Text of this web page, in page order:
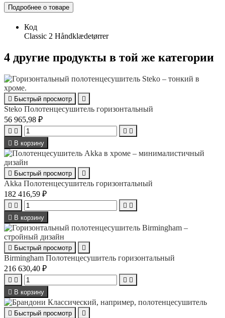
Подробнее о товаре
Код
Classic 2 Håndklædetørrer
4 другие продукты в той же категории
 Быстрый просмотр 
Steko Полотенцесушитель горизонтальный
56 965,98 ₽
   
 В корзину
 Быстрый просмотр 
Akka Полотенцесушитель горизонтальный
182 416,59 ₽
   
 В корзину
 Быстрый просмотр 
Birmingham Полотенцесушитель горизонтальный
216 630,40 ₽
   
 В корзину
 Быстрый просмотр 